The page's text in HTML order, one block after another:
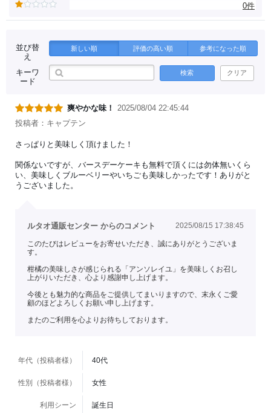
0件
並び替
え
新しい順 評価の高い順 参考になった順
キーワ
ード
検索 クリア
爽やかな味！
2025/08/04 22:45:44
投稿者：キャプテン
さっぱりと美味しく頂けました！
関係ないですが、バースデーケーキも無料で頂くには勿体無いくら
い、美味しくブルーベリーやいちごも美味しかったです！ありがと
うございました。
ルタオ通販センター からのコメント 2025/08/15 17:38:45
このたびはレビューをお寄せいただき、誠にありがとうございま
す。
柑橘の美味しさが感じられる「アンソレイユ」を美味しくお召し
上がりいただき、心より感謝申し上げます。
今後とも魅力的な商品をご提供してまいりますので、末永くご愛
顧のほどよろしくお願い申し上げます。
またのご利用を心よりお待ちしております。
年代（投稿者様） 40代
性別（投稿者様） 女性
利用シーン 誕生日